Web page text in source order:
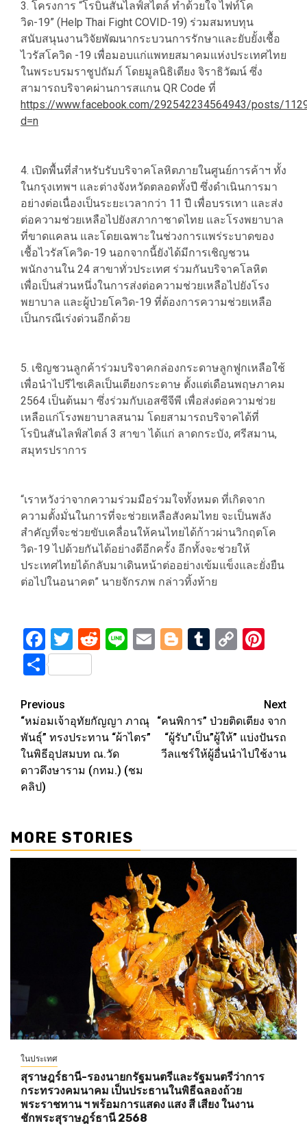
3. โครงการ “โรบินสันไลฟ์สไตล์ ทำด้วยใจ ไฟท์โค
วิด-19” (Help Thai Fight COVID-19) ร่วมสมทบทุน
สนับสนุนงานวิจัยพัฒนากระบวนการรักษาและยับยั้งเชื้อ
ไวรัสโควิด -19 เพื่อมอบแก่แพทยสมาคมแห่งประเทศไทย
ในพระบรมราชูปถัมภ์ โดยมูลนิธิเตียง จิราธิวัฒน์ ซึ่ง
สามารถบริจาคผ่านการสแกน QR Code ที่
https://www.facebook.com/292542234564943/posts/
d=n
4. เปิดพื้นที่สำหรับรับบริจาคโลหิตภายในศูนย์การค้าฯ ทั้ง
ในกรุงเทพฯ และต่างจังหวัดตลอดทั้งปี ซึ่งดำเนินการมา
อย่างต่อเนื่องเป็นระยะเวลากว่า 11 ปี เพื่อบรรเทา และส่ง
ต่อความช่วยเหลือไปยังสภากาชาดไทย และโรงพยาบาล
ที่ขาดแคลน และโดยเฉพาะในช่วงการแพร่ระบาดของ
เชื้อไวรัสโควิด-19 นอกจากนี้ยังได้มีการเชิญชวน
พนักงานใน 24 สาขาทั่วประเทศ ร่วมกันบริจาคโลหิต
เพื่อเป็นส่วนหนึ่งในการส่งต่อความช่วยเหลือไปยังโรง
พยาบาล และผู้ป่วยโควิด-19 ที่ต้องการความช่วยเหลือ
เป็นกรณีเร่งด่วนอีกด้วย
5. เชิญชวนลูกค้าร่วมบริจาคกล่องกระดาษลูกฟูกเหลือใช้
เพื่อนำไปรีไซเคิลเป็นเตียงกระดาษ ตั้งแต่เดือนพฤษภาคม
2564 เป็นต้นมา ซึ่งร่วมกับเอสซีจีพี เพื่อส่งต่อความช่วย
เหลือแก่โรงพยาบาลสนาม โดยสามารถบริจาคได้ที่
โรบินสันไลฟ์สไตล์ 3 สาขา ได้แก่ ลาดกระบัง, ศรีสมาน,
สมุทรปราการ
“เราหวังว่าจากความร่วมมือร่วมใจทั้งหมด ที่เกิดจาก
ความตั้งมั่นในการที่จะช่วยเหลือสังคมไทย จะเป็นพลัง
สำคัญที่จะช่วยขับเคลื่อนให้คนไทยได้ก้าวผ่านวิกฤตโค
วิด-19 ไปด้วยกันได้อย่างดีอีกครั้ง อีกทั้งจะช่วยให้
ประเทศไทยได้กลับมาเดินหน้าต่ออย่างเข้มแข็งและยั่งยืน
ต่อไปในอนาคต” นายจักรภพ กล่าวทิ้งท้าย
Facebook
Twitter
Reddit
LineEmailBlogger
Tumblr
Copy
Share
Post
navigation
Previous
“หม่อมเจ้าอุทัยกัญญา ภาณุ
พันธุ์” ทรงประทาน “ผ้าไตร”
ในพิธีอุปสมบท ณ.วัด
ดาวดึงษาราม (กทม.) (ชม
คลิป)
Next
“คนพิการ” ป่วยติดเตียง จาก
“ผู้รับ”เป็น”ผู้ให้” แบ่งปันรถ
วีลแชร์ให้ผู้อื่นนำไปใช้งาน
MORE STORIES
ในประเทศ
สุราษฎร์ธานี-รองนายกรัฐมนตรีและรัฐมนตรีว่าการ
กระทรวงคมนาคม เป็นประธานในพิธีฉลองถ้วย
พระราชทาน ฯ พร้อมการแสดง แสง สี เสียง ในงาน
ชักพระสุราษฎร์ธานี 2568